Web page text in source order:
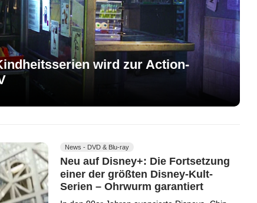
wird zur Action-
News - DVD & Blu-ray
Neu auf Disney+: Die Fortsetzung
einer der größten Disney-Kult-
Serien – Ohrwurm garantiert